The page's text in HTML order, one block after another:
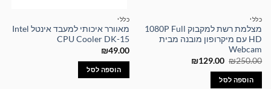
כללי
מצלמת רשת למקבוק 1080P Full
HD עם מיקרופון מובנה מבית
Webcam
₪250.00
המחיר
היה:
₪250.00.
₪129.00
המחיר
הוספה לסל
כללי
מאוורר איכותי למעבד אינטל Intel
CPU Cooler DK-15
₪49.00
הוספה לסל